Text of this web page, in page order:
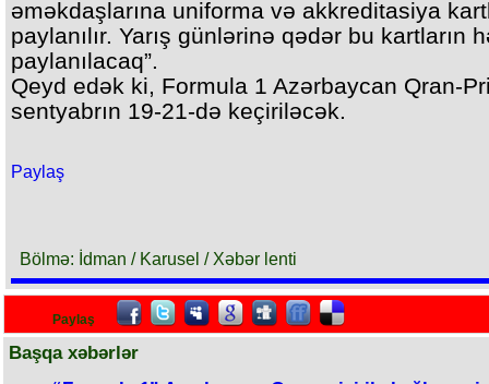
əməkdaşlarına uniforma və akkreditasiya
paylanılır. Yarış günlərinə qədər bu kartların
paylanılacaq”.
Qeyd edək ki, Formula 1 Azərbaycan Qran-
sentyabrın 19-21-də keçiriləcək.
Paylaş
Bölmə: İdman / Karusel / Xəbər lenti
Paylaş
Başqa xəbərlər